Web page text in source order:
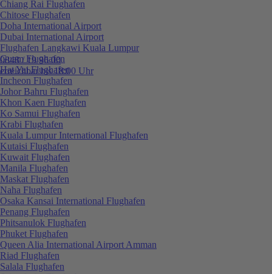
0848 / 19 96 00
erreichbar bis 18:00 Uhr
Chiang Rai Flughafen
Chitose Flughafen
Doha International Airport
Dubai International Airport
Flughafen Langkawi Kuala Lumpur
Guam Flughafen
Hat Yai Flughafen
Incheon Flughafen
Johor Bahru Flughafen
Khon Kaen Flughafen
Ko Samui Flughafen
Krabi Flughafen
Kuala Lumpur International Flughafen
Kutaisi Flughafen
Kuwait Flughafen
Manila Flughafen
Maskat Flughafen
Naha Flughafen
Osaka Kansai International Flughafen
Penang Flughafen
Phitsanulok Flughafen
Phuket Flughafen
Queen Alia International Airport Amman
Riad Flughafen
Salala Flughafen